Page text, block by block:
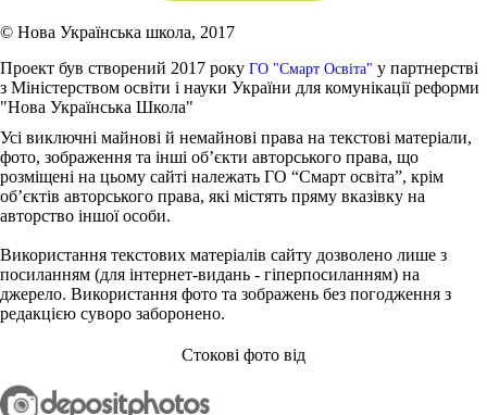
© Нова Українська школа, 2017
Проект був створений 2017 року ГО "Смарт Освіта" у партнерстві
з Міністерством освіти і науки України для комунікації реформи
"Нова Українська Школа"
Усі виключні майнові й немайнові права на текстові матеріали,
фото, зображення та інші об’єкти авторського права, що
розміщені на цьому сайті належать ГО “Смарт освіта”, крім
об’єктів авторського права, які містять пряму вказівку на
авторство іншої особи.
Використання текстових матеріалів сайту дозволено лише з
посиланням (для інтернет-видань - гіперпосиланням) на
джерело. Використання фото та зображень без погодження з
редакцією суворо заборонено.
Стокові фото від